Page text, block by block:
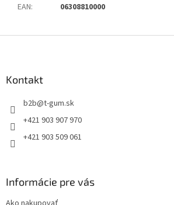
EAN: 06308810000
Kontakt
b2b@t-gum.sk
+421 903 907 970
+421 903 509 061
Informácie pre vás